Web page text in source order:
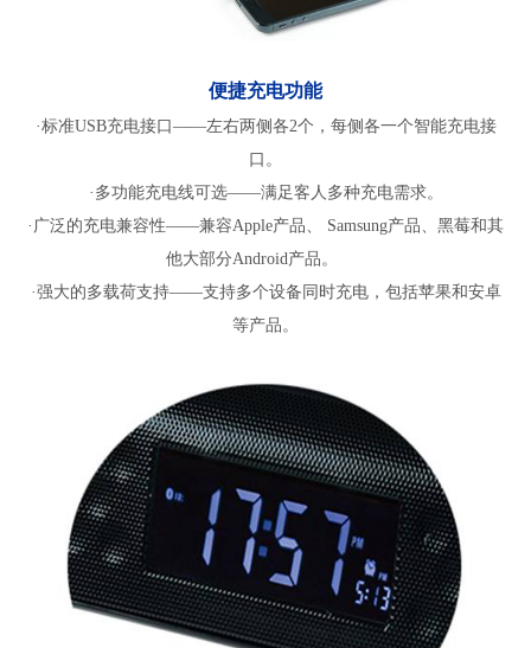
便捷充电功能
·标准USB充电接口——左右两侧各2个，每侧各一个智能充电接
口。
·多功能充电线可选——满足客人多种充电需求。
·广泛的充电兼容性——兼容Apple产品、 Samsung产品、黑莓和其
他大部分Android产品。
·强大的多载荷支持——支持多个设备同时充电，包括苹果和安卓
等产品。